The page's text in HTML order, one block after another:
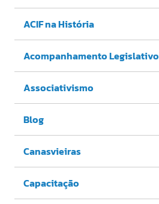
ACIF na História
Acompanhamento Legislativo
Associativismo
Blog
Canasvieiras
Capacitação